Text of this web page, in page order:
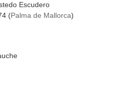
Escudero
(Palma de Mallorca)